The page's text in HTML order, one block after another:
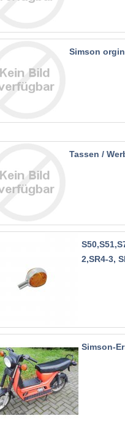
Simson
Tassen /
2,SR4-3,
Simson-